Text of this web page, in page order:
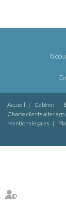
8
Accueil Cabinet
Charte clients alter ego
Mentions légales